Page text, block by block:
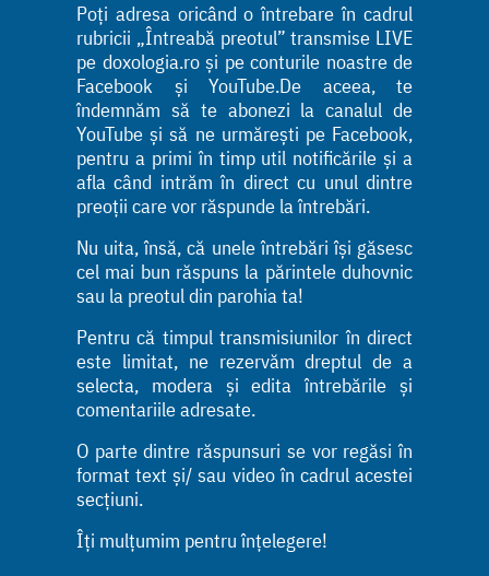
Poți adresa oricând o întrebare în cadrul
rubricii „Întreabă preotul” transmise LIVE
pe doxologia.ro și pe conturile noastre de
Facebook și YouTube.De aceea, te
îndemnăm să te abonezi la canalul de
YouTube și să ne urmărești pe Facebook,
pentru a primi în timp util notificările și a
afla când intrăm în direct cu unul dintre
preoții care vor răspunde la întrebări.
Nu uita, însă, că unele întrebări își găsesc
cel mai bun răspuns la părintele duhovnic
sau la preotul din parohia ta!
Pentru că timpul transmisiunilor în direct
este limitat, ne rezervăm dreptul de a
selecta, modera și edita întrebările și
comentariile adresate.
O parte dintre răspunsuri se vor regăsi în
format text și/ sau video în cadrul acestei
secțiuni.
Îți mulțumim pentru înțelegere!